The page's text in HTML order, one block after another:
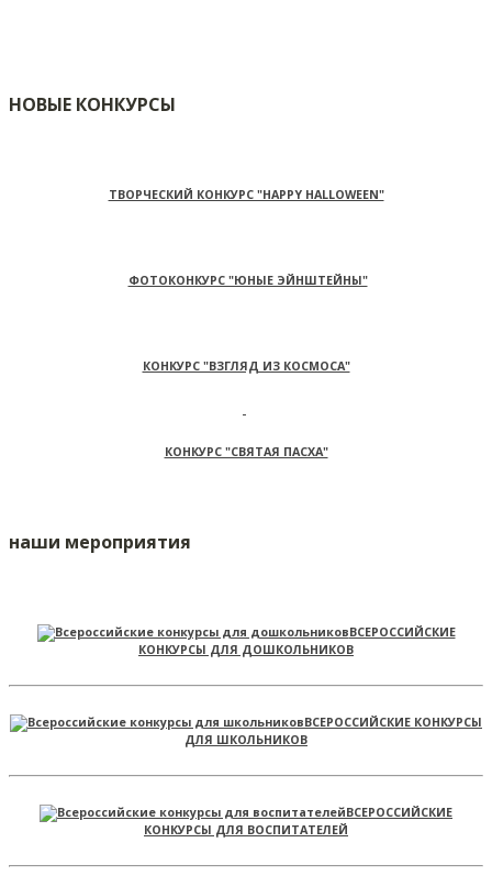
НОВЫЕ КОНКУРСЫ
ТВОРЧЕСКИЙ КОНКУРС "HAPPY HALLOWEEN"
ФОТОКОНКУРС "ЮНЫЕ ЭЙНШТЕЙНЫ"
КОНКУРС "ВЗГЛЯД ИЗ КОСМОСА"
КОНКУРС "СВЯТАЯ ПАСХА"
наши мероприятия
ВСЕРОССИЙСКИЕ
КОНКУРСЫ ДЛЯ ДОШКОЛЬНИКОВ
ВСЕРОССИЙСКИЕ КОНКУРСЫ
ДЛЯ ШКОЛЬНИКОВ
ВСЕРОССИЙСКИЕ
КОНКУРСЫ ДЛЯ ВОСПИТАТЕЛЕЙ